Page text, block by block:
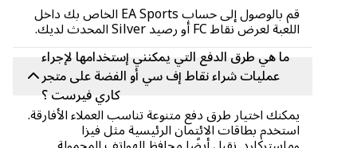
قم بالوصول إلى حساب EA Sports الخاص بك داخل
اللعبة لعرض نقاط FC أو رصيد Silver المحدث لديك.
ما هي طرق الدفع التي يمكنني إستخدامها لإجراء
عمليات شراء نقاط إف سي أو الفضة على متجر
كاري فيرست ؟
يمكنك اختيار طرق دفع متنوعة تناسب العملاء الأفارقة.
استخدم بطاقات الائتمان الرئيسية مثل فيزا